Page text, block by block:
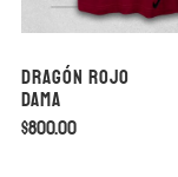
Dragón Rojo
Dama
$800.00